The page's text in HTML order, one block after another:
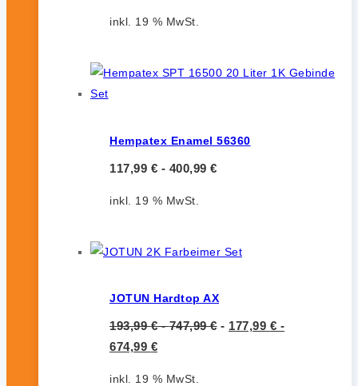
inkl. 19 % MwSt.
Hempatex Enamel 56360
117,99 € - 400,99 €
inkl. 19 % MwSt.
JOTUN Hardtop AX
193,99€-747,99€- 177,99 € -
674,99 €
inkl. 19 % MwSt.